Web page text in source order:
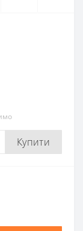
Купити